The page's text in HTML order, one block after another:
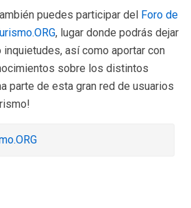
puedes participar del Foro de
, lugar donde podrás dejar
así como aportar con
sobre los distintos
parte de esta gran red de usuarios